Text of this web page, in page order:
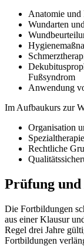
Anatomie und
Wundarten
Fußsyndrom
Anwendung
Im Aufbaukurs zur
Organisation
Rechtliche
Prüfung und
Die Fortbildungen
aus einer Klausur
Regel drei Jahre
Fortbildungen